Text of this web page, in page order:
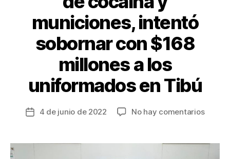
municiones, intentó
sobornar con $168
millones a los
uniformados en Tibú
Fecha
entrada
4 de junio de 2022 No hay comentariosen
35